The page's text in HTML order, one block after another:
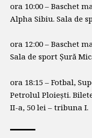
ora 10:00 – Baschet
Alpha Sibiu. Sala de
ora 12:00 – Baschet
Sala de sport Șură
ora 18:15 – Fotbal,
Petrolul Ploiești.
II-a, 50 lei – tribuna I.